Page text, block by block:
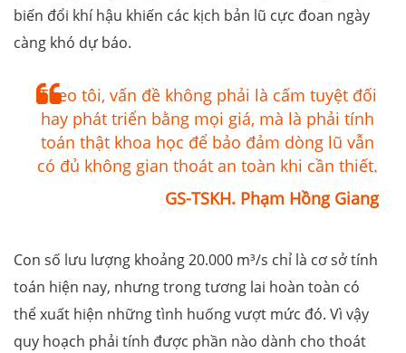
biến đổi khí hậu khiến các kịch bản lũ cực đoan ngày
càng khó dự báo.
Theo tôi, vấn đề không phải là cấm tuyệt đối
hay phát triển bằng mọi giá, mà là phải tính
toán thật khoa học để bảo đảm dòng lũ vẫn
có đủ không gian thoát an toàn khi cần thiết.
GS-TSKH. Phạm Hồng Giang
Con số lưu lượng khoảng 20.000 m³/s chỉ là cơ sở tính
toán hiện nay, nhưng trong tương lai hoàn toàn có
thể xuất hiện những tình huống vượt mức đó. Vì vậy
quy hoạch phải tính được phần nào dành cho thoát